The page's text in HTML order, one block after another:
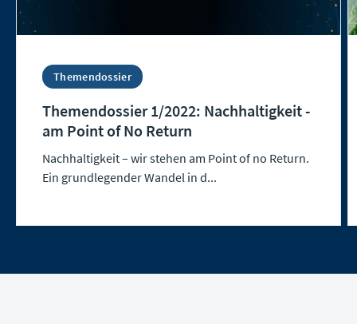
Themendossier
Themendossier 1/2022: Nachhaltigkeit -
am Point of No Return
Nachhaltigkeit – wir stehen am Point of no Return.
Ein grundlegender Wandel in d...